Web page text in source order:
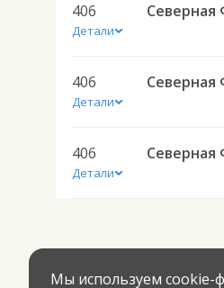
406
Детали
Северная
406
Детали
Северная
406
Детали
Северная
Мы используем cookie-